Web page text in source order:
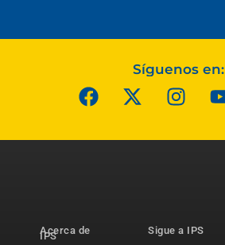
Síguenos en:
Acerca de
IPS
Sigue a IPS